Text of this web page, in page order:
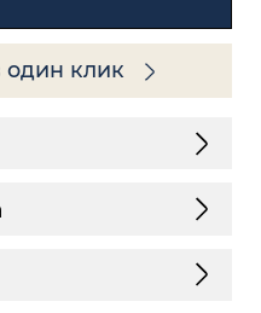
один клик